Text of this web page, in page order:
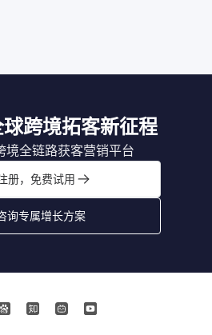
跨境拓客新征程
境全链路获客营销平台
册，免费试用
询专属增长方案